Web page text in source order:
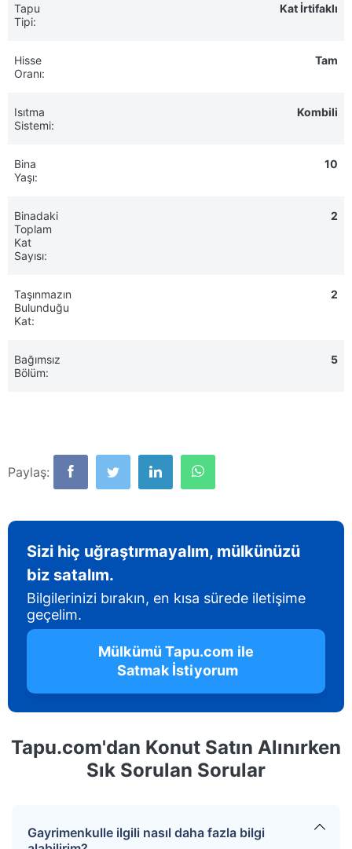
Tapu
Tipi:
Kat İrtifaklı
Hisse
Oranı:
Tam
Isıtma
Sistemi:
Kombili
Bina
Yaşı:
10
Binadaki
Toplam
Kat
Sayısı:
2
Taşınmazın
Bulunduğu
Kat:
2
Bağımsız
Bölüm:
5
Paylaş:
Sizi hiç uğraştırmayalım, mülkünüzü
biz satalım.
Bilgilerinizi bırakın, en kısa sürede iletişime
geçelim.
Mülkümü Tapu.com ile
Satmak İstiyorum
Tapu.com'dan Konut Satın Alınırken
Sık Sorulan Sorular
Gayrimenkulle ilgili nasıl daha fazla bilgi